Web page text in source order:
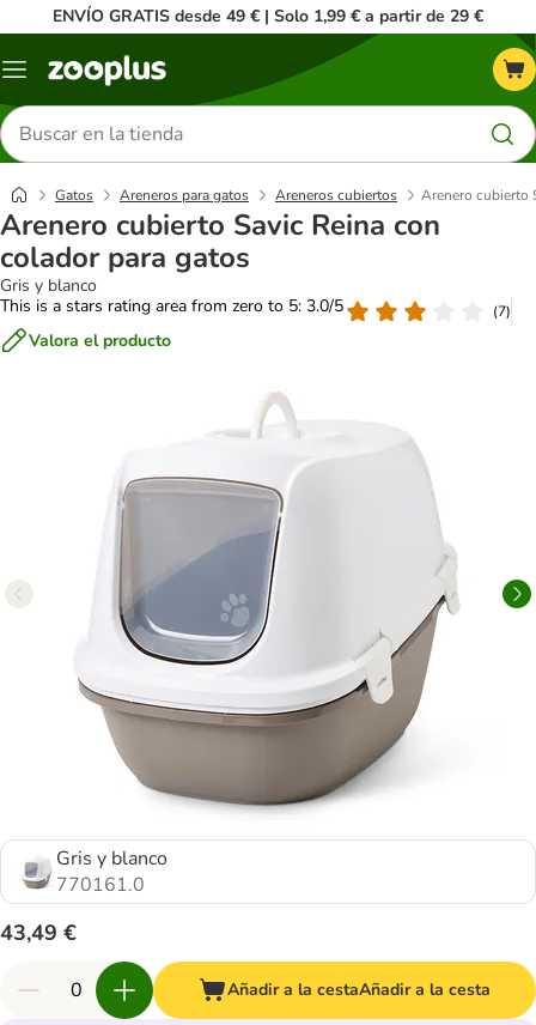
ENVÍO GRATIS desde 49 € | Solo 1,99 € a partir de 29 €
Menú
Buscar
productos
Gatos Areneros para gatos Areneros cubiertos Arenero cubierto
Arenero cubierto Savic Reina con
colador para gatos
Gris y blanco
This is a stars rating area from zero to 5: 3.0/5
(7)
Valora el producto
Gris y blanco
770161.0
43,49 €
Añadir a la cestaAñadir a la cesta